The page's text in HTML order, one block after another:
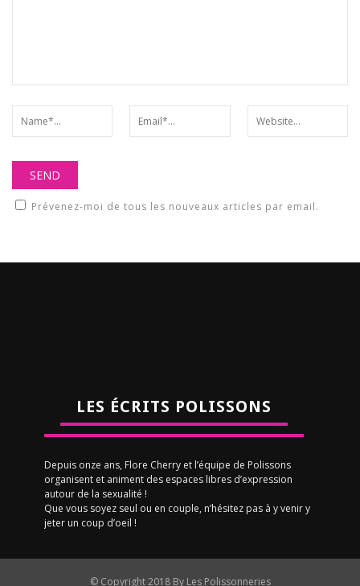
Prévenez-moi de tous les nouveaux articles par email.
LES ÉCRITS POLISSONS
Depuis onze ans, Flore Cherry et l’équipe de Polissons
organisent et animent des espaces libres d’expression
autour de la sexualité !
Que vous soyez seul ou en couple, n’hésitez pas à y venir y
jeter un coup d’oeil !
© Copyright 2018 By Les Polissonneries